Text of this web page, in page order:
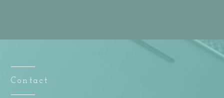
Contact